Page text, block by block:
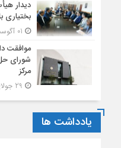
دیدار
بختیاری
موافقت
شورای
مرکز
یادداشت ها